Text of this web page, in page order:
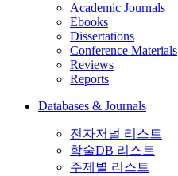
Academic Journals
Ebooks
Dissertations
Conference Materials
Reviews
Reports
Databases & Journals
전자저널 리스트
학술DB 리스트
주제별 리스트